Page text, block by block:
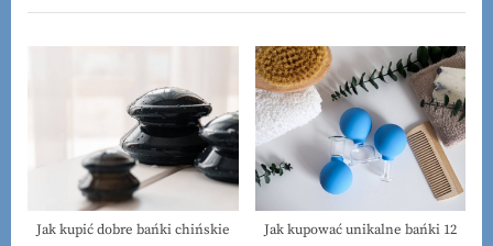
u
s
P
o
Jak kupić dobre bańki chińskie
Jak kupować unikalne bańki 12